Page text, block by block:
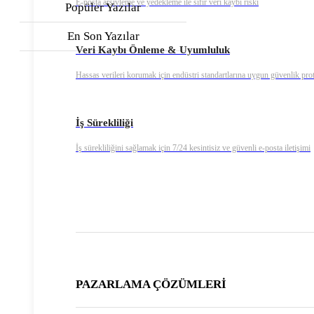
E-posta arşivleme ve yedekleme ile sıfır veri kaybı riski
Veri Kaybı Önleme & Uyumluluk
Hassas verileri korumak için endüstri standartlarına uygun güvenlik
İş Sürekliliği
İş sürekliliğini sağlamak için 7/24 kesintisiz ve güvenli e-posta iletişimi
PAZARLAMA ÇÖZÜMLERİ
Popüler Yazılar
En Son Yazılar